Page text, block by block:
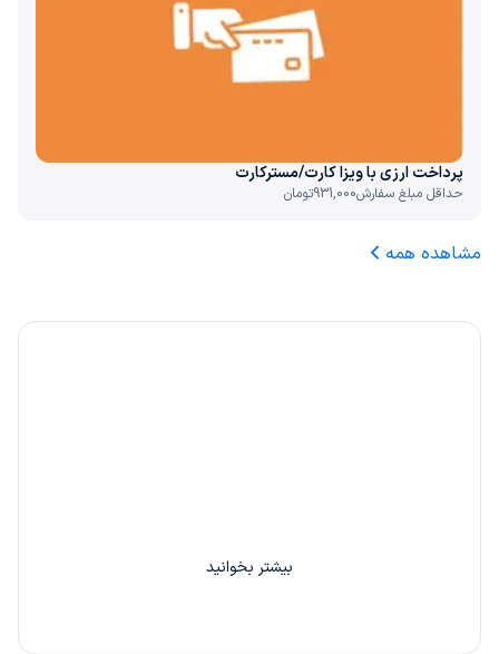
پرداخت ارزی با ویزا کارت/مسترکارت
حداقل مبلغ سفارش931,000تومان
مشاهده همه
بیشتر بخوانید